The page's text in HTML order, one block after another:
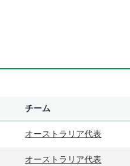
チーム
オーストラリア代表
オーストラリア代表